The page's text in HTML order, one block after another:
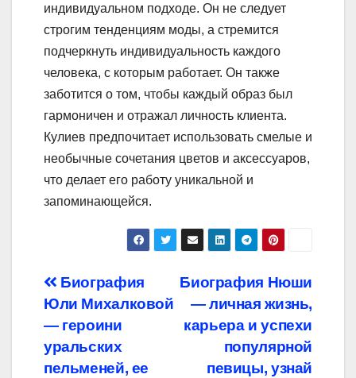
индивидуальном подходе. Он не следует
строгим тенденциям моды, а стремится
подчеркнуть индивидуальность каждого
человека, с которым работает. Он также
заботится о том, чтобы каждый образ был
гармоничен и отражал личность клиента.
Кулиев предпочитает использовать смелые и
необычные сочетания цветов и аксессуаров,
что делает его работу уникальной и
запоминающейся.
Навигация
по
записям
Биография Нюши
— личная жизнь,
карьера и успехи
популярной
певицы, узнай
Биография
Юли Михалковой
— героини
уральских
пельменей, ее